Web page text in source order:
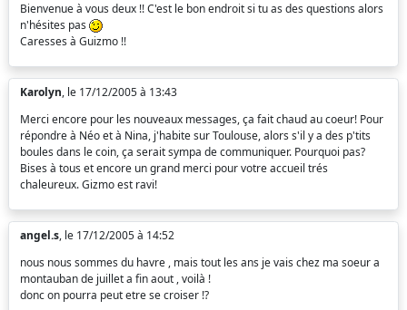
Bienvenue à vous deux !! C'est le bon endroit si tu as des questions alors
n'hésites pas
Caresses à Guizmo !!
Karolyn, le 17/12/2005 à 13:43
Merci encore pour les nouveaux messages, ça fait chaud au coeur! Pour
répondre à Néo et à Nina, j'habite sur Toulouse, alors s'il y a des p'tits
boules dans le coin, ça serait sympa de communiquer. Pourquoi pas?
Bises à tous et encore un grand merci pour votre accueil trés
chaleureux. Gizmo est ravi!
angel.s, le 17/12/2005 à 14:52
nous nous sommes du havre , mais tout les ans je vais chez ma soeur a
montauban de juillet a fin aout , voilà !
donc on pourra peut etre se croiser !?